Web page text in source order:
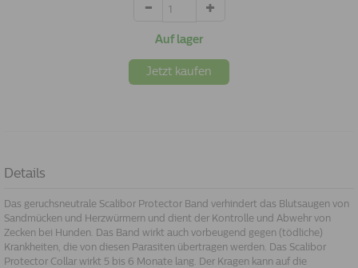
Auf lager
Jetzt kaufen
Details
Das geruchsneutrale Scalibor Protector Band verhindert das Blutsaugen von
Sandmücken und Herzwürmern und dient der Kontrolle und Abwehr von
Zecken bei Hunden. Das Band wirkt auch vorbeugend gegen (tödliche)
Krankheiten, die von diesen Parasiten übertragen werden. Das Scalibor
Protector Collar wirkt 5 bis 6 Monate lang. Der Kragen kann auf die